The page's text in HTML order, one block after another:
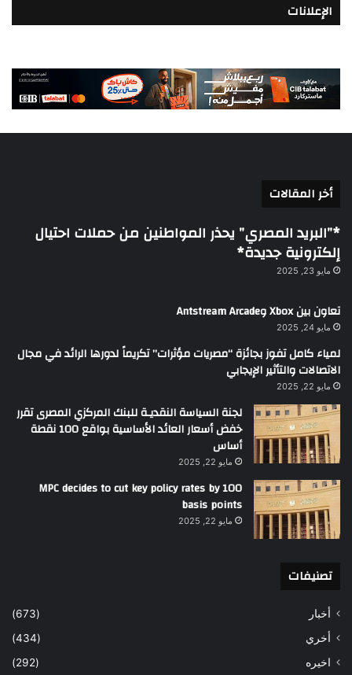
الإعلانات
أخر المقالات
*”البريد المصري” يحذر المواطنين من حملات احتيال
إلكترونية جديدة*
مايو 23, 2025
تعاون بين Xbox وAntstream Arcade
مايو 24, 2025
لمياء كامل تفوز بجائزة “مصريات مؤثرات” تكريماً لدورها الرائد في مجال
الاتصالات والتأثير الإيجابي
مايو 22, 2025
لجنة السياسة النقديـة للبنك المركزي المصرى تقرر
خفض أسعار العائد الأساسية بواقع 100 نقطة
أساس
مايو 22, 2025
MPC decides to cut key policy rates by 100
basis points
مايو 22, 2025
تصنيفات
أخبار
(673)
أخري
(434)
اخيره
(292)